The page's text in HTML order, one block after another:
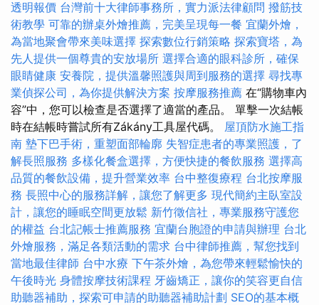
透明報價 台灣前十大律師事務所，實力派法律顧問 撥筋技
術教學 可靠的辦桌外燴推薦，完美呈現每一餐 宜蘭外燴，
為當地聚會帶來美味選擇 探索數位行銷策略 探索寶塔，為
先人提供一個尊貴的安放場所 選擇合適的眼科診所，確保
眼睛健康 安養院，提供溫馨照護與周到服務的選擇 尋找專
業偵探公司，為你提供解決方案 按摩服務推薦 在“購物車內
容”中，您可以檢查是否選擇了適當的產品。 單擊一次結帳
時在結帳時嘗試所有Zákány工具屋代碼。 屋頂防水施工指
南 墊下巴手術，重塑面部輪廓 失智症患者的專業照護，了
解長照服務 多樣化餐盒選擇，方便快捷的餐飲服務 選擇高
品質的餐飲設備，提升營業效率 台中整復療程 台北按摩服
務 長照中心的服務詳解，讓您了解更多 現代簡約主臥室設
計，讓您的睡眠空間更放鬆 新竹徵信社，專業服務守護您
的權益 台北記帳士推薦服務 宜蘭台胞證的申請與辦理 台北
外燴服務，滿足各類活動的需求 台中律師推薦，幫您找到
當地最佳律師 台中水療 下午茶外燴，為您帶來輕鬆愉快的
午後時光 身體按摩技術課程 牙齒矯正，讓你的笑容更自信
助聽器補助，探索可申請的助聽器補助計劃 SEO的基本概